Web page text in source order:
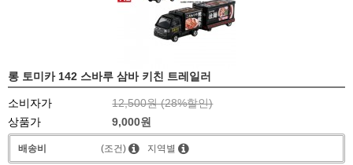
롱 토미카 142 스바루 삼바 키친 트레일러
소비자가 12,500원 (28%할인)
상품가
9,000원
배송비 (조건) 지역별